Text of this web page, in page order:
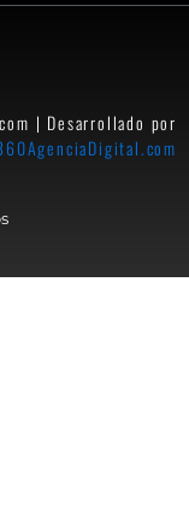
| Desarrollado por